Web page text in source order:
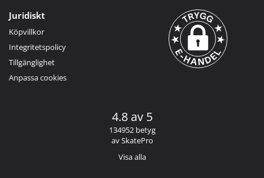
Juridiskt
Köpvillkor
Integritetspolicy
Tillgänglighet
Anpassa cookies
4.8 av 5
134952 betyg
av SkatePro
Visa alla